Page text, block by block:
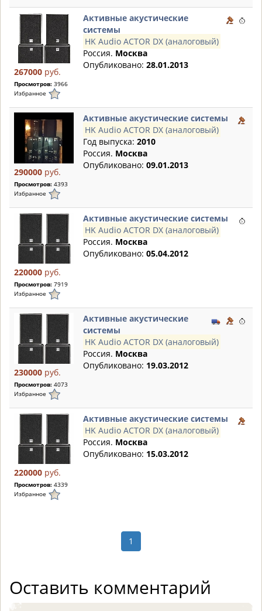
267000 руб.
Просмотров: 3966
Избранное
Активные акустические
системы
HK Audio ACTOR DX (аналоговый)
Россия. Москва
Опубликовано: 28.01.2013
290000 руб.
Просмотров: 4393
Избранное
Активные акустические системы
HK Audio ACTOR DX (аналоговый)
Год выпуска: 2010
Россия. Москва
Опубликовано: 09.01.2013
220000 руб.
Просмотров: 7919
Избранное
Активные акустические системы
HK Audio ACTOR DX (аналоговый)
Россия. Москва
Опубликовано: 05.04.2012
230000 руб.
Просмотров: 4073
Избранное
Активные акустические
системы
HK Audio ACTOR DX (аналоговый)
Россия. Москва
Опубликовано: 19.03.2012
220000 руб.
Просмотров: 4339
Избранное
Активные акустические системы
HK Audio ACTOR DX (аналоговый)
Россия. Москва
Опубликовано: 15.03.2012
1
Оставить комментарий